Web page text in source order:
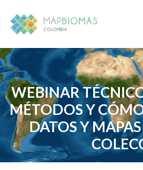
WEBINAR
MÉTODOS Y
DATOS Y